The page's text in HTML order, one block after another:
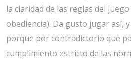
la claridad de las reglas del
obediencia). Da gusto jugar así,
porque por contradictorio que
cumplimiento estricto de las